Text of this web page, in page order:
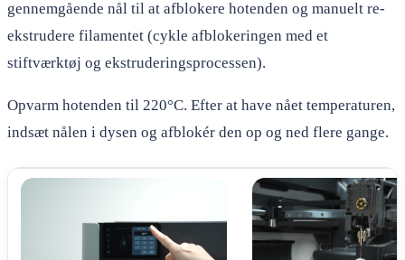
gennemgående nål til at afblokere hotenden og manuelt re-
ekstrudere filamentet (cykle afblokeringen med et
stiftværktøj og ekstruderingsprocessen).
Opvarm hotenden til 220°C. Efter at have nået temperaturen,
indsæt nålen i dysen og afblokér den op og ned flere gange.